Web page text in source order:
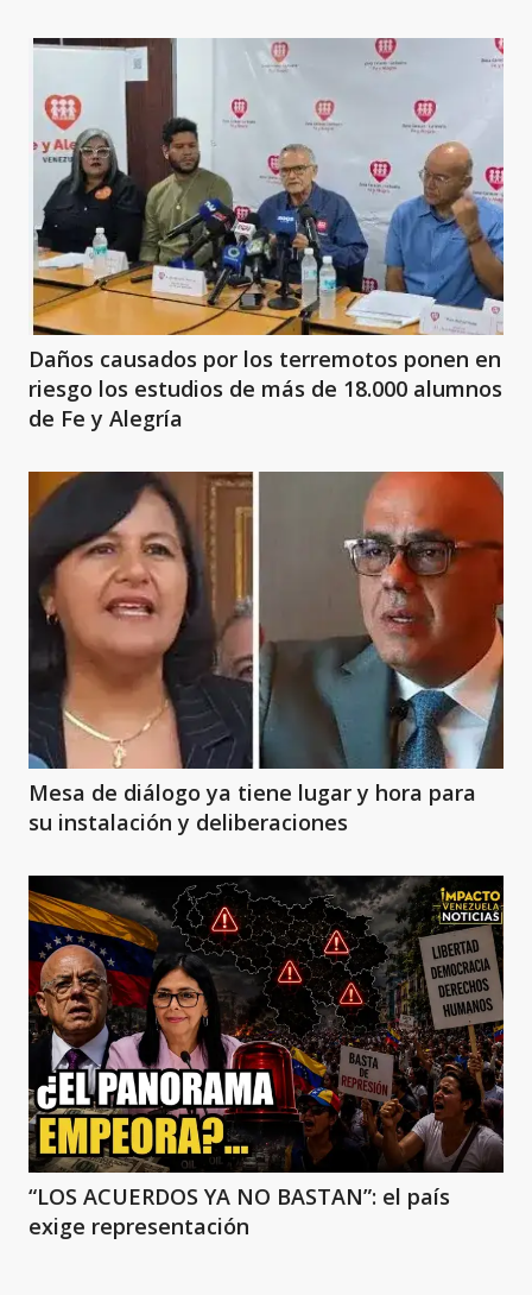
Daños causados por los terremotos ponen en
riesgo los estudios de más de 18.000 alumnos
de Fe y Alegría
Mesa de diálogo ya tiene lugar y hora para
su instalación y deliberaciones
“LOS ACUERDOS YA NO BASTAN”: el país
exige representación